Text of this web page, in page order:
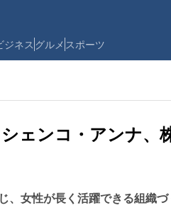
ジネス グルメ スポーツ
ェンコ・アンナ、
、女性が長く活躍できる組織